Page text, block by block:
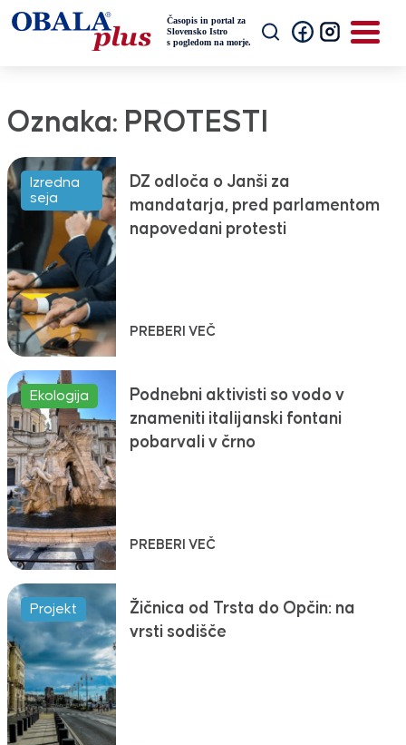
Oznaka: PROTESTI
Izredna
seja
DZ odloča o Janši za
mandatarja, pred parlamentom
napovedani protesti
PREBERI VEČ
Ekologija
Podnebni aktivisti so vodo v
znameniti italijanski fontani
pobarvali v črno
PREBERI VEČ
Projekt
Žičnica od Trsta do Opčin: na
vrsti sodišče